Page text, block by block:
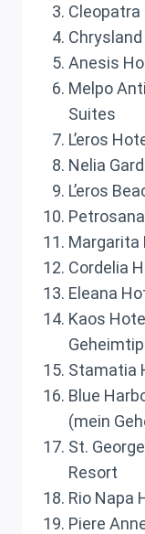
Cleopatra
Chrysland
Anesis
Melpo
Suites
L’eros
Nelia
L’eros
Margarita
Cordelia
Eleana
Kaos
Stamatia
Blue
(mein
St.
Resort
Rio Napa
Piere